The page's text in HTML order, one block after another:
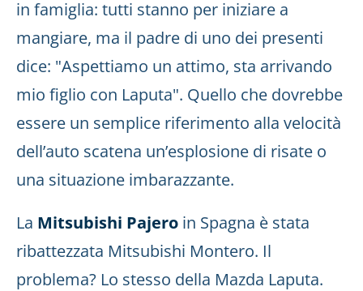
in famiglia: tutti stanno per iniziare a
mangiare, ma il padre di uno dei presenti
dice: "Aspettiamo un attimo, sta arrivando
mio figlio con Laputa". Quello che dovrebbe
essere un semplice riferimento alla velocità
dell’auto scatena un’esplosione di risate o
una situazione imbarazzante.
La Mitsubishi Pajero in Spagna è stata
ribattezzata Mitsubishi Montero. Il
problema? Lo stesso della Mazda Laputa.